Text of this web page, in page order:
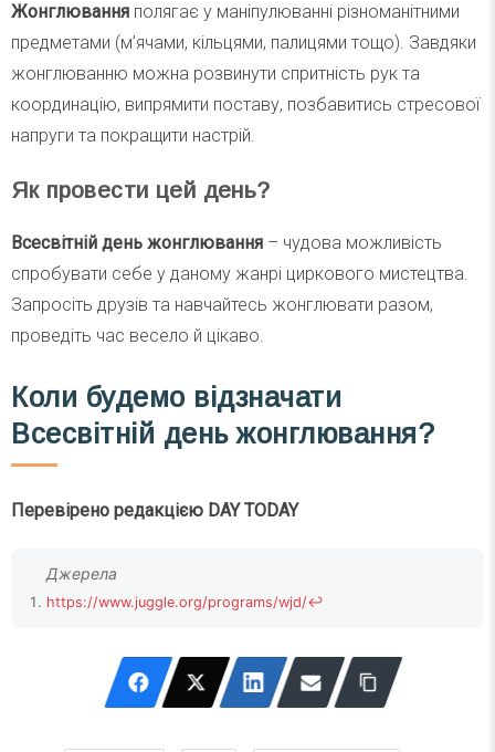
Жонглювання полягає у маніпулюванні різноманітними
предметами (м’ячами, кільцями, палицями тощо). Завдяки
жонглюванню можна розвинути спритність рук та
координацію, випрямити поставу, позбавитись стресової
напруги та покращити настрій.
Як провести цей день?
Всесвітній день жонглювання – чудова можливість
спробувати себе у даному жанрі циркового мистецтва.
Запросіть друзів та навчайтесь жонглювати разом,
проведіть час весело й цікаво.
Коли будемо відзначати
Всесвітній день жонглювання?
Перевірено редакцією DAY TODAY
https://www.juggle.org/programs/wjd/↩